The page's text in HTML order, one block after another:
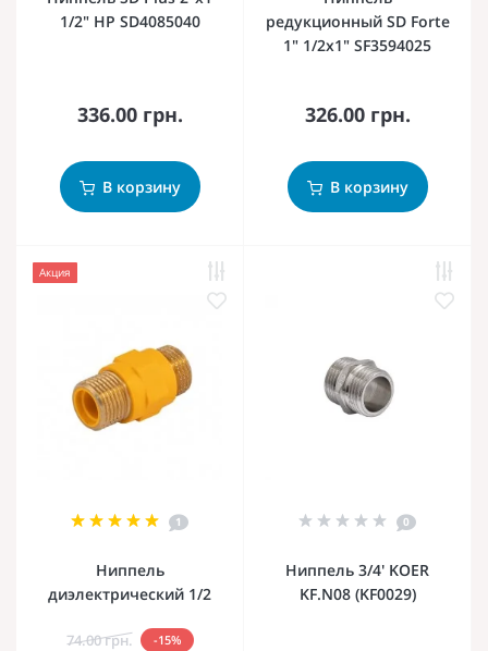
1/2" НР SD4085040
336.00 грн.
В корзину
редукционный SD Forte
1" 1/2х1" SF3594025
326.00 грн.
В корзину
Акция
1
Ниппель
диэлектрический 1/2
74.00 грн. -15%
0
Ниппель 3/4' KOER
KF.N08 (KF0029)